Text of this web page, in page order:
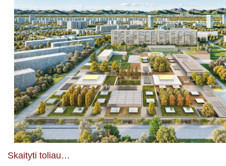
Skaityti toliau…